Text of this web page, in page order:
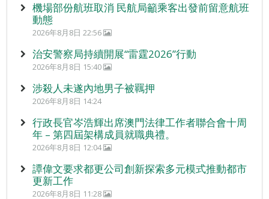
機場部份航班取消 民航局籲乘客出發前留意航班
動態
2026年8月8日 22:56
治安警察局持續開展“雷霆2026”行動
2026年8月8日 15:40
涉殺人未遂內地男子被羈押
2026年8月8日 14:24
行政長官岑浩輝出席澳門法律工作者聯合會十周
年 – 第四屆架構成員就職典禮。
2026年8月8日 12:04
譚偉文要求都更公司創新探索多元模式推動都市
更新工作
2026年8月8日 11:28